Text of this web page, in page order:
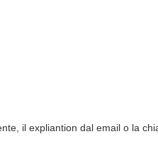
il expliantion dal email o la